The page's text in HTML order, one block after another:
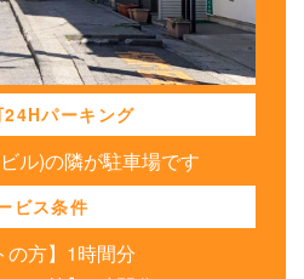
24Hパーキング
ル)の隣が駐車場です
ビス条件
の方】1時間分